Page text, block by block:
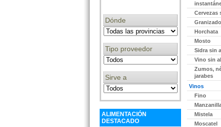
Dónde
Tipo proveedor
Sirve a
ALIMENTACIÓN
DESTACADO
Cervezas
Horchata
Mosto
Sidra sin
Vino sin
Zumos,
jarabes
Vinos
Fino
Mistela
Moscatel